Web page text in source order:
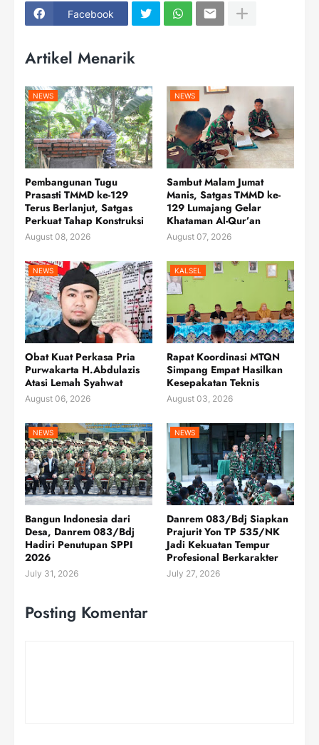
Facebook
Artikel Menarik
NEWS
Pembangunan Tugu
Prasasti TMMD ke-129
Terus Berlanjut, Satgas
Perkuat Tahap Konstruksi
August 08, 2026
NEWS
Sambut Malam Jumat
Manis, Satgas TMMD ke-
129 Lumajang Gelar
Khataman Al-Qur’an
August 07, 2026
NEWS
Obat Kuat Perkasa Pria
Purwakarta H.Abdulazis
Atasi Lemah Syahwat
August 06, 2026
KALSEL
Rapat Koordinasi MTQN
Simpang Empat Hasilkan
Kesepakatan Teknis
August 03, 2026
NEWS
Bangun Indonesia dari
Desa, Danrem 083/Bdj
Hadiri Penutupan SPPI
2026
July 31, 2026
NEWS
Danrem 083/Bdj Siapkan
Prajurit Yon TP 535/NK
Jadi Kekuatan Tempur
Profesional Berkarakter
July 27, 2026
Posting Komentar